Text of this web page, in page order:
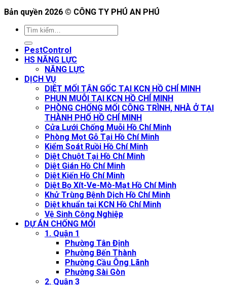
Bản quyền 2026 © CÔNG TY PHÚ AN PHÚ
PestControl
HS NĂNG LỰC
NĂNG LỰC
DỊCH VỤ
DIỆT MỐI TẬN GỐC TẠI KCN HỒ CHÍ MINH
PHUN MUỖI TẠI KCN HỒ CHÍ MINH
PHÒNG CHỐNG MỐI CÔNG TRÌNH, NHÀ Ở TẠI
THÀNH PHỐ HỒ CHÍ MINH
Cửa Lưới Chống Muỗi Hồ Chí Minh
Phòng Mọt Gỗ Tại Hồ Chí Minh
Kiểm Soát Ruồi Hồ Chí Minh
Diệt Chuột Tại Hồ Chí Minh
Diệt Gián Hồ Chí Minh
Diệt Kiến Hồ Chí Minh
Diệt Bọ Xít-Ve-Mò-Mạt Hồ Chí Minh
Khử Trùng Bệnh Dịch Hồ Chí Minh
Diệt khuẩn tại KCN Hồ Chí Minh
Vệ Sinh Công Nghiệp
DỰ ÁN CHỐNG MỐI
1. Quận 1
Phường Tân Định
Phường Bến Thành
Phường Cầu Ông Lãnh
Phường Sài Gòn
2. Quận 3